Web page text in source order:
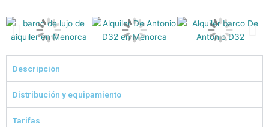
Imagen
anterior
Descripción
Distribución y equipamiento
Tarifas